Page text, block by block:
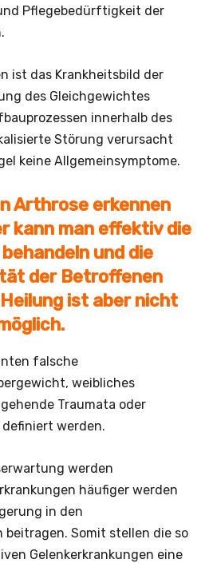
Pflegebedürftigkeit der
ist das Krankheitsbild der
des Gleichgewichtes
innerhalb des
Störung verursacht
keine Allgemeinsymptome.
Arthrose erkennen
kann man effektiv die
und die
der Betroffenen
ist aber nicht
falsche
weibliches
Traumata oder
werden.
werden
häufiger werden
in den
beitragen. Somit stellen die so
Gelenkerkrankungen eine